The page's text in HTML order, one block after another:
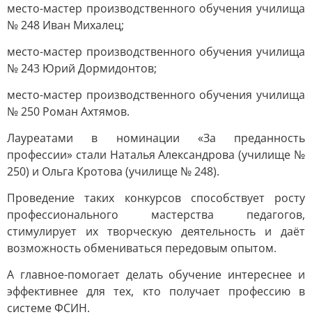
место-мастер производственного обучения училища
№ 248 Иван Михалец;
место-мастер производственного обучения училища
№ 243 Юрий Дормидонтов;
место-мастер производственного обучения училища
№ 250 Роман Ахтямов.
Лауреатами в номинации «За преданность
профессии» стали Наталья Александрова (училище №
250) и Ольга Кротова (училище № 248).
Проведение таких конкурсов способствует росту
профессионального мастерства педагогов,
стимулирует их творческую деятельность и даёт
возможность обмениваться передовым опытом.
А главное-помогает делать обучение интереснее и
эффективнее для тех, кто получает профессию в
системе ФСИН.